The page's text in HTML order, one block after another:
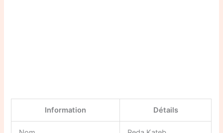
Information Détails